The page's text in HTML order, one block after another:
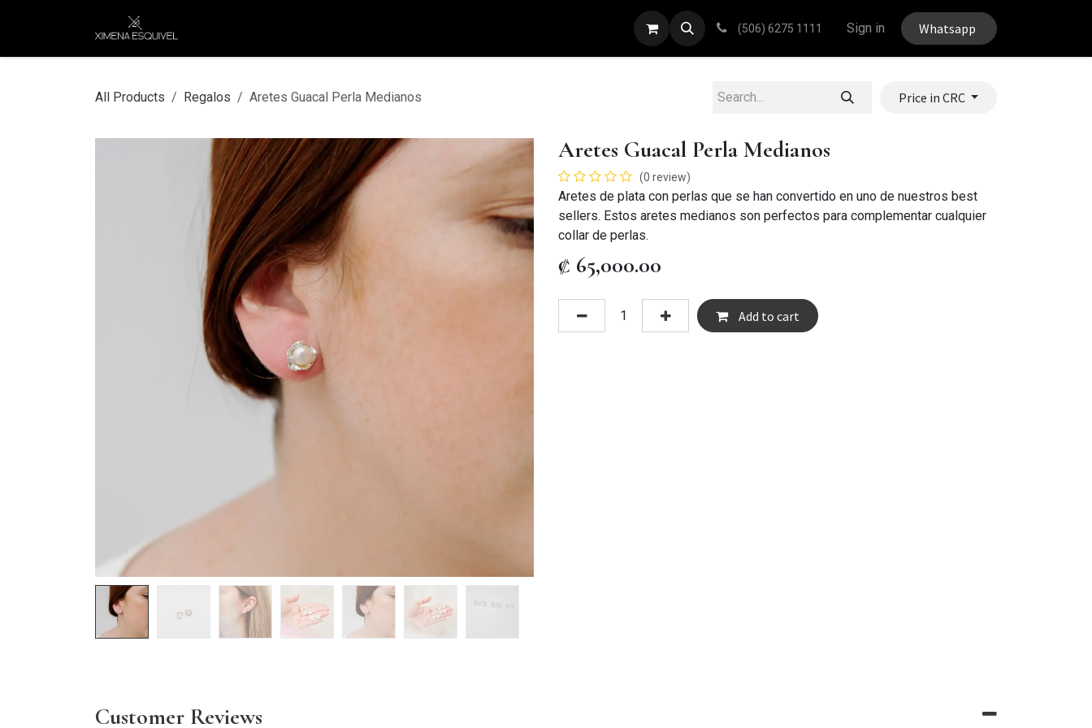
PULSERAS (506) 6275 1111 Sign in Whatsapp
All Products Regalos Aretes Guacal Perla Medianos Price in CRC
Aretes Guacal Perla Medianos
(0 review)
Aretes de plata con perlas que se han convertido en uno de nuestros best
sellers. Estos aretes medianos son perfectos para complementar cualquier
collar de perlas.
₡ 65,000.00
Add to cart
Customer Reviews